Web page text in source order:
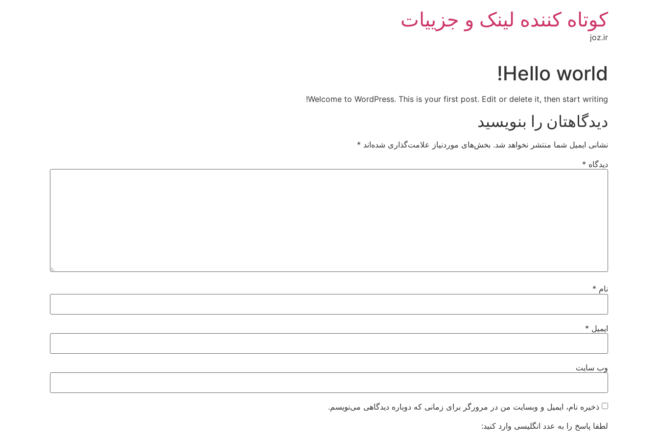
کوتاه کننده لینک و جزییات
joz.ir
Hello world!
Welcome to WordPress. This is your first post. Edit or delete it, then start writing!
دیدگاهتان را بنویسید
نشانی ایمیل شما منتشر نخواهد شد. بخش‌های موردنیاز علامت‌گذاری شده‌اند *
دیدگاه *
نام *
ایمیل *
وب‌ سایت
ذخیره نام، ایمیل و وبسایت من در مرورگر برای زمانی که دوباره دیدگاهی می‌نویسم.
لطفا پاسخ را به عدد انگلیسی وارد کنید: